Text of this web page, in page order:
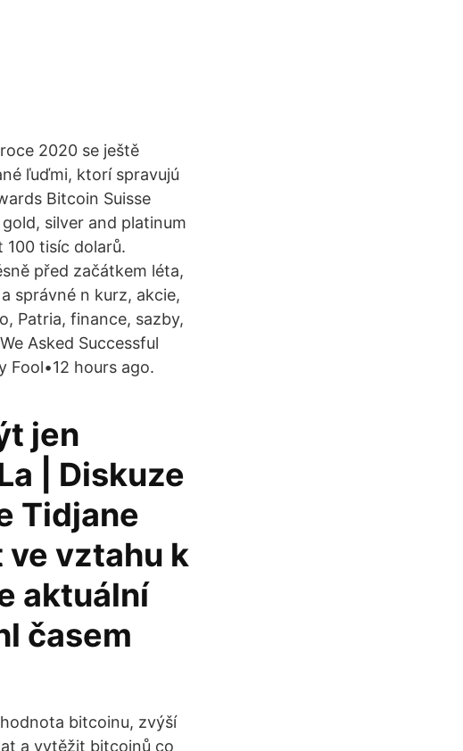
2020 se ještě
ľuďmi, ktorí spravujú
Bitcoin Suisse
silver and platinum
100 tisíc dolarů.
před začátkem léta,
správné n kurz, akcie,
Patria, finance, sazby,
Asked Successful
Fool•12 hours ago.
jen
| Diskuze
Tidjane
vztahu k
aktuální
časem
bitcoinu, zvýší
a vytěžit bitcoinů co